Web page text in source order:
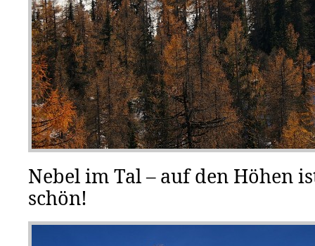
Nebel im Tal – auf den Höhen
schön!